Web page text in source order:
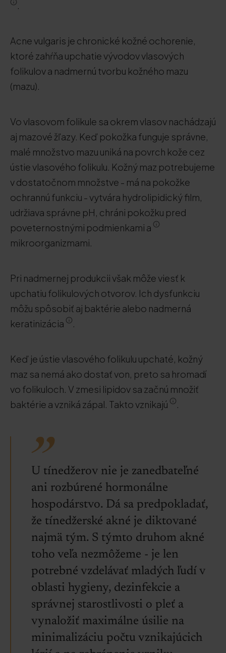
.
Acne vulgaris je chronické kožné ochorenie,
ktoré zahŕňa upchatie vývodov vlasových
folikulov a nadmernú tvorbu kožného mazu
(mazu).
Vo vlasovom folikule sa okrem vlasov nachádzajú
aj mazové žľazy. Keď pokožka funguje správne,
malé množstvo mazu uniká na povrch kože cez
ústie vlasového folikulu. Kožný maz potrebujeme
v dostatočnom množstve - má na pokožke
ochrannú funkciu - vytvára hydrolipidický film,
udržiava správne pH, chráni pokožku pred
poveternostnými podmienkami a
mikroorganizmami.
Pri nadmernej produkcii však môže viesť k
upchatiu folikulových otvorov. Ich dysfunkciu
môžu spôsobiť aj baktérie alebo nadmerná
keratinizácia
.
Keď je ústie vlasového folikulu upchaté, kožný
maz sa nemá ako dostať von, preto sa hromadí
vo folikuloch. V zmesi lipidov sa začnú množiť
baktérie a vzniká zápal. Takto vznikajú
.
U tínedžerov nie je zanedbateľné
ani rozbúrené hormonálne
hospodárstvo. Dá sa predpokladať,
že tínedžerské akné je diktované
najmä tým. S týmto druhom akné
toho veľa nezmôžeme - je len
potrebné vzdelávať mladých ľudí v
oblasti hygieny, dezinfekcie a
správnej starostlivosti o pleť a
vynaložiť maximálne úsilie na
minimalizáciu počtu vznikajúcich